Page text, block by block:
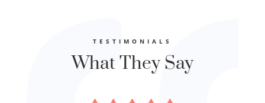
TESTIMONIALS
What They Say